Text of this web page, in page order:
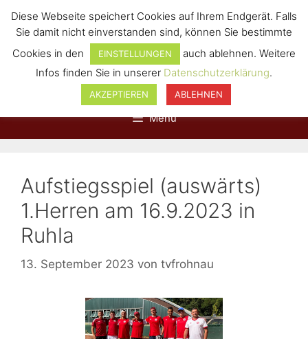
Menü
Aufstiegsspiel (auswärts)
1.Herren am 16.9.2023 in
Ruhla
13. September 2023 von tvfrohnau
Diese Webseite speichert Cookies auf Ihrem Endgerät. Falls
Sie damit nicht einverstanden sind, können Sie bestimmte
Cookies in den
EINSTELLUNGEN
auch ablehnen. Weitere
Infos finden Sie in unserer Datenschutzerklärung.
AKZEPTIEREN ABLEHNEN